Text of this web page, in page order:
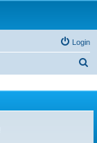
Login
c